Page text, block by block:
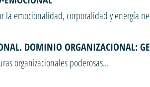
la emocionalidad, corporalidad y energía
DOMINIO ORGANIZACIONAL:
organizacionales poderosas...